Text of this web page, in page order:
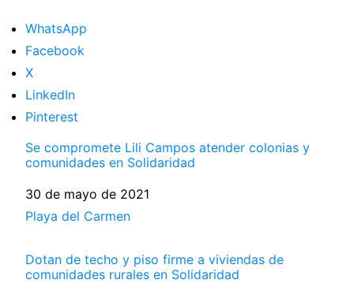
WhatsApp
Facebook
X
LinkedIn
Pinterest
Se compromete Lili Campos atender colonias y
comunidades en Solidaridad
Fecha
30 de mayo de 2021
Respecto a
Playa del Carmen
Dotan de techo y piso firme a viviendas de
comunidades rurales en Solidaridad